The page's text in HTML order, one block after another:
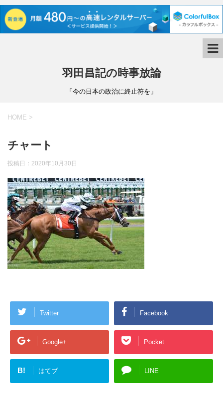
羽田昌記の時事放論
「今の日本の政治に終止符を」
HOME >
チャート
投稿日： 2020年10月30日
Twitter Facebook
Google+ Pocket
B! はてブ LINE